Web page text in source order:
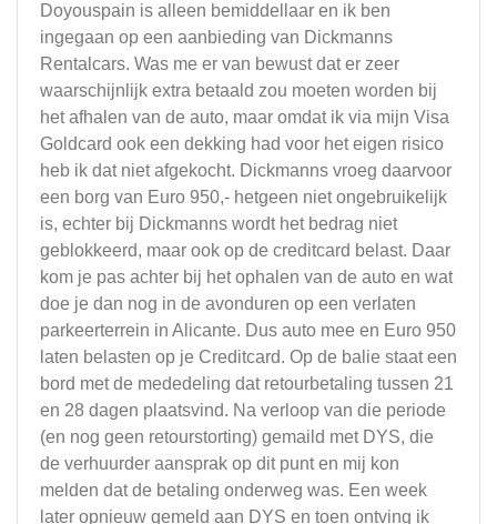
Doyouspain is alleen bemiddellaar en ik ben
ingegaan op een aanbieding van Dickmanns
Rentalcars. Was me er van bewust dat er zeer
waarschijnlijk extra betaald zou moeten worden bij
het afhalen van de auto, maar omdat ik via mijn Visa
Goldcard ook een dekking had voor het eigen risico
heb ik dat niet afgekocht. Dickmanns vroeg daarvoor
een borg van Euro 950,- hetgeen niet ongebruikelijk
is, echter bij Dickmanns wordt het bedrag niet
geblokkeerd, maar ook op de creditcard belast. Daar
kom je pas achter bij het ophalen van de auto en wat
doe je dan nog in de avonduren op een verlaten
parkeerterrein in Alicante. Dus auto mee en Euro 950
laten belasten op je Creditcard. Op de balie staat een
bord met de mededeling dat retourbetaling tussen 21
en 28 dagen plaatsvind. Na verloop van die periode
(en nog geen retourstorting) gemaild met DYS, die
de verhuurder aansprak op dit punt en mij kon
melden dat de betaling onderweg was. Een week
later opnieuw gemeld aan DYS en toen ontving ik